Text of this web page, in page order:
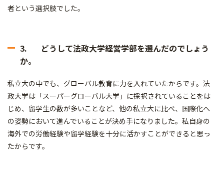
者という選択肢でした。
3. どうして法政大学経営学部を選んだのでしょう
か。
私立大の中でも、グローバル教育に力を入れていたからです。法
政大学は「スーパーグローバル大学」に採択されていることをは
じめ、留学生の数が多いことなど、他の私立大に比べ、国際化へ
の姿勢において進んでいることが決め手になりました。私自身の
海外での労働経験や留学経験を十分に活かすことができると思っ
たからです。